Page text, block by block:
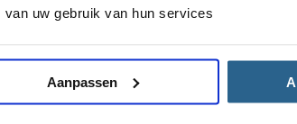
uw gebruik van hun services
Aanpassen